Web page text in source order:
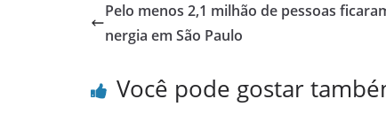
Pelo menos 2,1 milhão de pessoas
nergia em São Paulo
Você pode gostar